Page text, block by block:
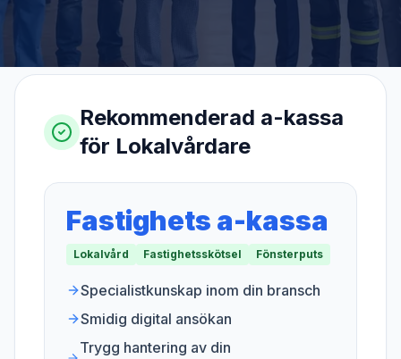
Rekommenderad a-kassa
för Lokalvårdare
Fastighets a-kassa
Lokalvård Fastighetsskötsel Fönsterputs
Specialistkunskap inom din bransch
Smidig digital ansökan
Trygg hantering av din